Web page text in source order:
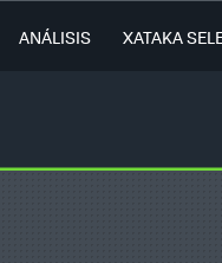
ANÁLISIS XATAKA